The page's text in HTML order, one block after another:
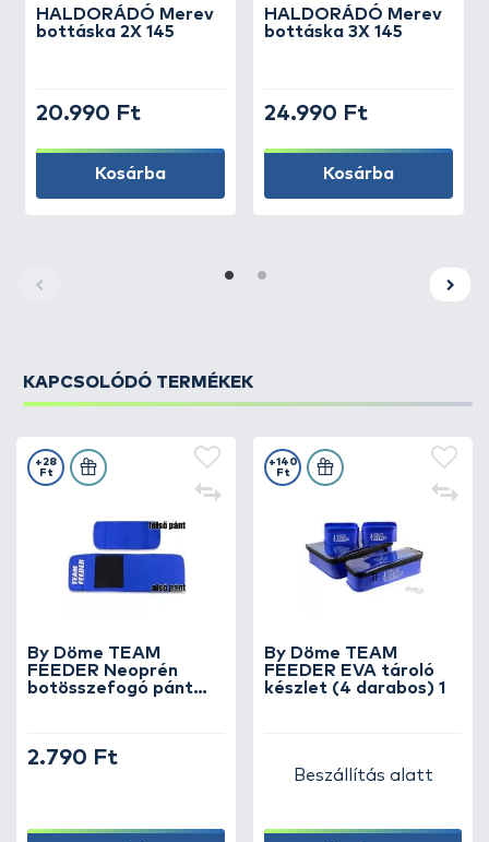
HALDORÁDÓ Merev
bottáska 2X 145
20.990 Ft
Kosárba
HALDORÁDÓ Merev
bottáska 3X 145
24.990 Ft
Kosárba
KAPCSOLÓDÓ TERMÉKEK
By Döme TEAM
FEEDER Neoprén
botösszefogó pánt
+28
Ft
2.790 Ft
By Döme TEAM
FEEDER EVA tároló
készlet (4 darabos) 1
+140
Ft
Beszállítás alatt